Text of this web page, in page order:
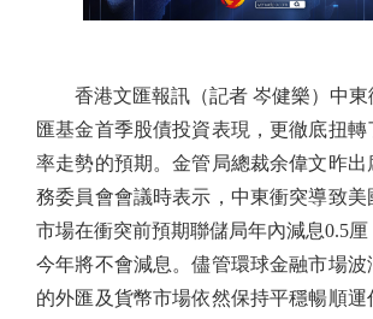
香港文匯報訊（記者 岑健樂）中東
匯基金首季股債投資表現，更徹底扭轉
率走勢的預期。金管局總裁余偉文昨
務委員會會議時表示，中東衝突導致美
市場在衝突前預期聯儲局年內減息0.5
今年將不會減息。儘管環球金融市場波
的外匯及貨幣市場依然保持平穩暢順運